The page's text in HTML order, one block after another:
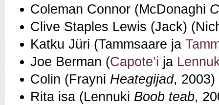
Coleman Connor (McDonaghi
Clive Staples Lewis (Jack)
Katku Jüri (Tammsaare ja
Joe Berman (Capote’i ja
Colin (Frayni Heategijad, 2003)
Rita isa (Lennuki Boob teab,